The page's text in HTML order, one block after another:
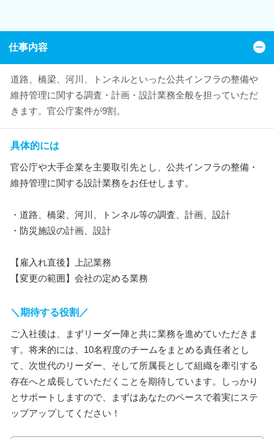
仕事内容
道路、橋梁、河川、トンネルといった公共インフラの整備や
維持管理に関する調査・計画・設計業務全般を担っていただ
きます。官公庁案件が9割。
具体的には
官公庁や大手企業を主要取引先とし、公共インフラの整備・
維持管理に関する設計業務をお任せします。
・道路、橋梁、河川、トンネル等の調査、計画、設計
・防災施設の計画、設計
【雇入れ直後】上記業務
【変更の範囲】会社の定める業務
＼期待する役割／
ご入社後は、まずリーダー陣と共に業務を進めていただきま
す。将来的には、10名程度のチームをまとめる責任者とし
て、次世代のリーダー、そして所属長として組織を牽引する
存在へと成長していただくことを期待しています。しっかり
とサポートしますので、まずはあなたのペースで着実にステ
ップアップしてください！